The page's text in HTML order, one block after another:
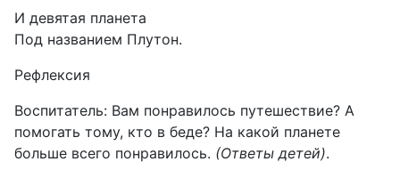
И девятая планета
Под названием Плутон.
Рефлексия
Воспитатель: Вам понравилось путешествие? А
помогать тому, кто в беде? На какой планете
больше всего понравилось. (Ответы детей).